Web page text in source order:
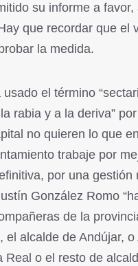
su informe a favor,
que recordar que el
la medida.
el término
rabia y a la deriva”
no quieren lo que
trabaje por
por una gestión
González Romo
de la
alcalde de Andújar,
o el resto de